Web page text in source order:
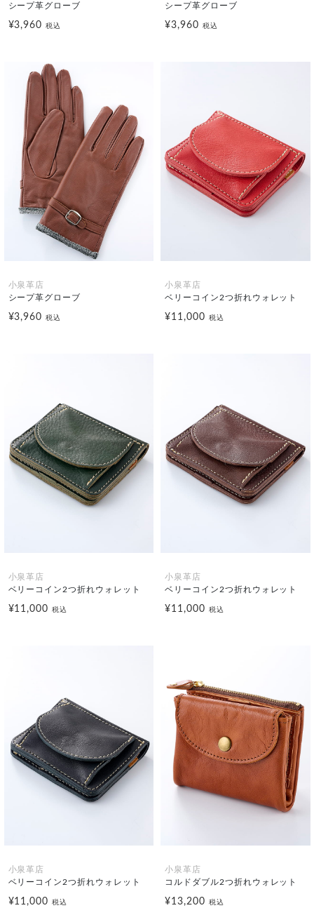
シープ革グローブ
¥3,960税込
シープ革グローブ
¥3,960 税込
小泉革店
シープ革グローブ
¥3,960税込
小泉革店
ベリーコイン2つ折れウォレット
¥11,000 税込
小泉革店
ベリーコイン2つ折れウォレット
¥11,000税込
小泉革店
ベリーコイン2つ折れウォレット
¥11,000 税込
小泉革店
ベリーコイン2つ折れウォレット
¥11,000税込
小泉革店
コルドダブル2つ折れウォレット
¥13,200 税込